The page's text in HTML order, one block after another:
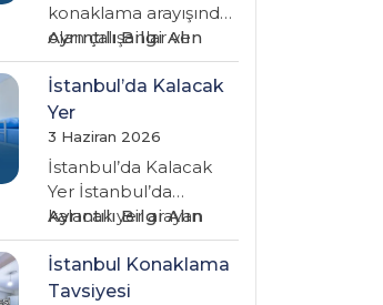
konaklama arayışında
olan çalışanlar ve
firmalar için doğru
konaklama yerini
seçmek, seyahatin…
Ayrıntılı Bilgi Alın:
İstanbul
İş
İstanbul’da Kalacak
Yer
3 Haziran 2026
İstanbul’da Kalacak
Yer İstanbul’da
kalacak yer arayan
kişiler için en önemli
konu; güvenli, temiz,
merkezi…
Ayrıntılı Bilgi Alın:
İstanbul’da
Kalacak
İstanbul Konaklama
Tavsiyesi